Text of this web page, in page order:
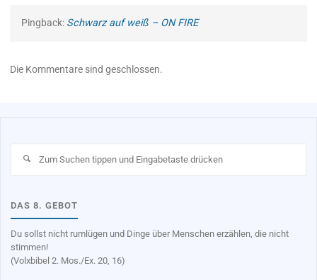
Pingback: Schwarz auf weiß – ON FIRE
Die Kommentare sind geschlossen.
DAS 8. GEBOT
Du sollst nicht rumlügen und Dinge über Menschen erzählen, die nicht
stimmen!
(Volxbibel 2. Mos./Ex. 20, 16)